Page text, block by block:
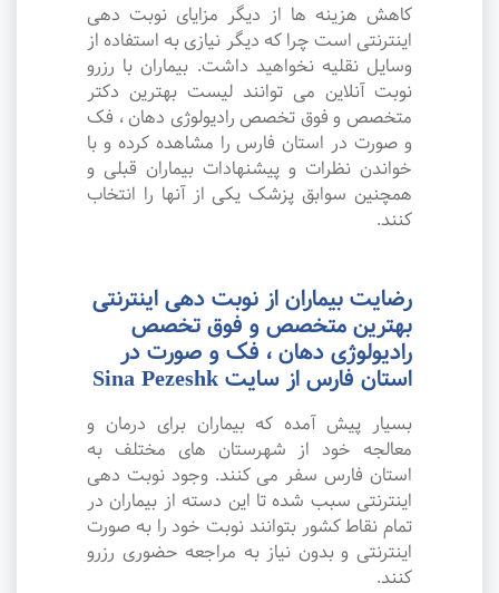
کاهش هزینه ها از دیگر مزایای نوبت دهی
اینترنتی است چرا که دیگر نیازی به استفاده از
وسایل نقلیه نخواهید داشت. بیماران با رزرو
نوبت آنلاین می توانند لیست بهترین دکتر
متخصص و فوق تخصص رادیولوژی دهان ، فک
و صورت در استان فارس را مشاهده کرده و با
خواندن نظرات و پیشنهادات بیماران قبلی و
همچنین سوابق پزشک یکی از آنها را انتخاب
کنند.
رضایت بیماران از نوبت دهی اینترنتی
بهترین متخصص و فوق تخصص
رادیولوژی دهان ، فک و صورت در
استان فارس از سایت Sina Pezeshk
بسیار پیش آمده که بیماران برای درمان و
معالجه خود از شهرستان های مختلف به
استان فارس سفر می کنند. وجود نوبت دهی
اینترنتی سبب شده تا این دسته از بیماران در
تمام نقاط کشور بتوانند نوبت خود را به صورت
اینترنتی و بدون نیاز به مراجعه حضوری رزرو
کنند.